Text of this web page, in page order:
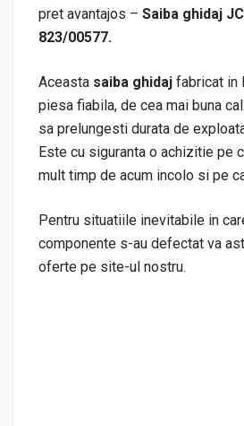
pret avantajos – Saiba ghidaj
823/00577.
Aceasta saiba ghidaj fabricat in
piesa fiabila, de cea mai buna
sa prelungesti durata de
Este cu siguranta o achizitie pe
mult timp de acum incolo si pe
Pentru situatiile inevitabile in
componente s-au defectat va
oferte pe site-ul nostru.